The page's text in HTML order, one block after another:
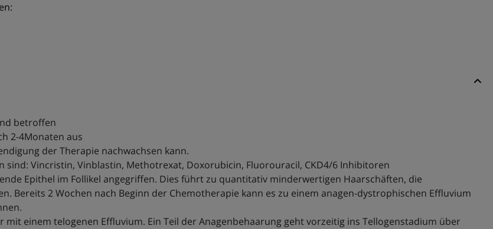
betroffen
2-4Monaten aus
der Therapie nachwachsen kann.
sind: Vincristin, Vinblastin, Methotrexat, Doxorubicin, Fluorouracil, CKD4/6 Inhibitoren
Epithel im Follikel angegriffen. Dies führt zu quantitativ minderwertigen Haarschäften, die
Bereits 2 Wochen nach Beginn der Chemotherapie kann es zu einem anagen-dystrophischen Effluvium
einem telogenen Effluvium. Ein Teil der Anagenbehaarung geht vorzeitig ins Tellogenstadium über